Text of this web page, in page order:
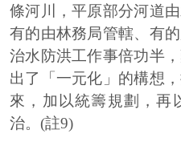
條河川，平原部分河道
有的由林務局管轄、有
治水防洪工作事倍功半
出了「一元化」的構想
來，加以統籌規劃，再
治。(註9)